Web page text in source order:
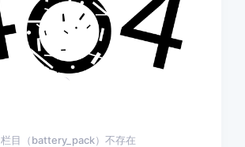
栏目（battery_pack）不存在